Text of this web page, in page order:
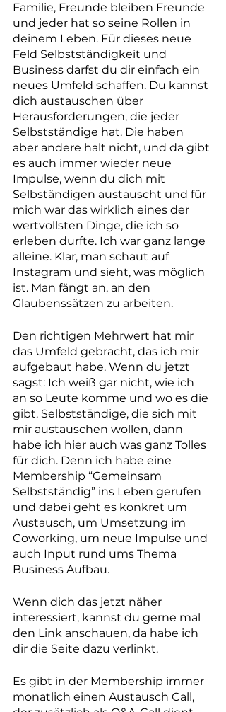
Familie, Freunde bleiben Freunde
und jeder hat so seine Rollen in
deinem Leben. Für dieses neue
Feld Selbstständigkeit und
Business darfst du dir einfach ein
neues Umfeld schaffen. Du kannst
dich austauschen über
Herausforderungen, die jeder
Selbstständige hat. Die haben
aber andere halt nicht, und da gibt
es auch immer wieder neue
Impulse, wenn du dich mit
Selbständigen austauscht und für
mich war das wirklich eines der
wertvollsten Dinge, die ich so
erleben durfte. Ich war ganz lange
alleine. Klar, man schaut auf
Instagram und sieht, was möglich
ist. Man fängt an, an den
Glaubenssätzen zu arbeiten.
Den richtigen Mehrwert hat mir
das Umfeld gebracht, das ich mir
aufgebaut habe. Wenn du jetzt
sagst: Ich weiß gar nicht, wie ich
an so Leute komme und wo es die
gibt. Selbstständige, die sich mit
mir austauschen wollen, dann
habe ich hier auch was ganz Tolles
für dich. Denn ich habe eine
Membership “Gemeinsam
Selbstständig” ins Leben gerufen
und dabei geht es konkret um
Austausch, um Umsetzung im
Coworking, um neue Impulse und
auch Input rund ums Thema
Business Aufbau.
Wenn dich das jetzt näher
interessiert, kannst du gerne mal
den Link anschauen, da habe ich
dir die Seite dazu verlinkt.
Es gibt in der Membership immer
monatlich einen Austausch Call,